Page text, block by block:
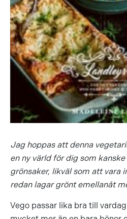
Jag hoppas att denna
en ny värld för dig som
grönsaker, likväl som att vara
redan lagar grönt emellanåt
Vego passar lika bra till